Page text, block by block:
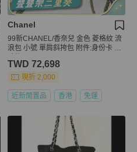
Chanel
99新CHANEL/香奈兒 金色 菱格紋 流
浪包 小號 單肩斜挎包 附件:身份卡 尺
TWD 72,698
現折 2,000
近新閒置品 香港 免運